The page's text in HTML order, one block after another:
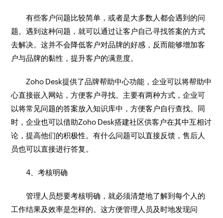
有些客户问题比较简单，或者是大多数人都会遇到的问
题。遇到这种问题，就可以通过让客户自己寻找答案的方式
去解决。这并不会降低客户对品牌的好感，反而能够增加客
户与品牌的黏性，提升客户的满意度。
Zoho Desk提供了品牌帮助中心功能，企业可以将帮助中
心直接嵌入网站，方便客户寻找。主要有两种方式，企业可
以将常见问题的答案放入知识库中，方便客户自行查找。同
时，企业也可以借助Zoho Desk搭建社区供客户在其中互相讨
论，提高他们的积极性。有什么问题可以直接反馈，售后人
员也可以直接进行答复。
4、考核明确
管理人员想要考核明确，就必须清楚地了解到每个人的
工作结果及效率是怎样的。这方便管理人员及时地发现问